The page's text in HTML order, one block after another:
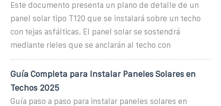
Este documento presenta un plano de detalle de un
panel solar tipo T120 que se instalará sobre un techo
con tejas asfálticas. El panel solar se sostendrá
mediante rieles que se anclarán al techo con
Guía Completa para Instalar Paneles Solares en
Techos 2025
Guía paso a paso para instalar paneles solares en